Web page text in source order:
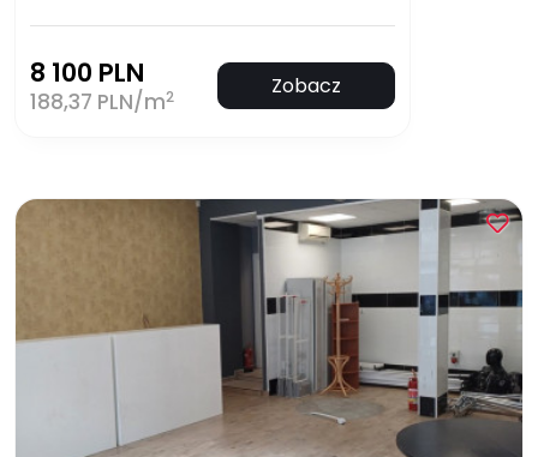
8 100 PLN
188,37 PLN/m2 Zobacz